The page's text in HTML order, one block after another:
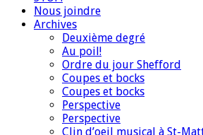
Nous joindre
Archives
Deuxième degré
Au poil!
Ordre du jour Shefford
Coupes et bocks
Coupes et bocks
Perspective
Perspective
Clin d’oeil musical à St-